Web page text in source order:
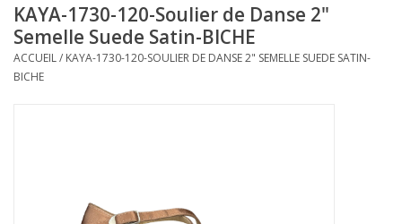
Vêtements
KAYA-1730-120-Soulier de Danse 2"
Semelle Suede Satin-BICHE
ACCUEIL/ KAYA-1730-120-SOULIER DE DANSE 2" SEMELLE SUEDE SATIN-
BICHE